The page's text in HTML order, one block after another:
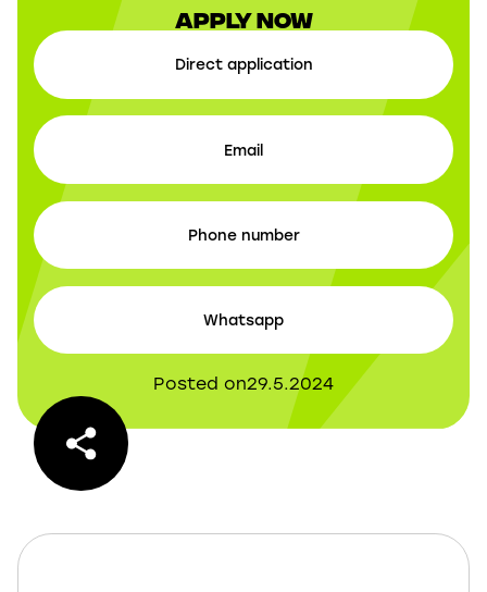
Apply now
Direct application
Email
Phone number
Whatsapp
Posted on29.5.2024